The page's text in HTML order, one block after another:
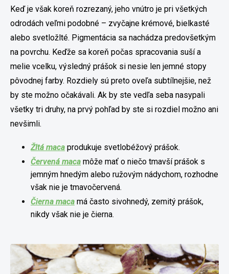
Keď je však koreň rozrezaný, jeho vnútro je pri všetkých
odrodách veľmi podobné – zvyčajne krémové, bielkasté
alebo svetložlté. Pigmentácia sa nachádza predovšetkým
na povrchu. Keďže sa koreň počas spracovania suší a
melie vcelku, výsledný prášok si nesie len jemné stopy
pôvodnej farby. Rozdiely sú preto oveľa subtílnejšie, než
by ste možno očakávali. Ak by ste vedľa seba nasypali
všetky tri druhy, na prvý pohľad by ste si rozdiel možno ani
nevšimli.
Žltá maca produkuje svetlobéžový prášok.
Červená maca môže mať o niečo tmavší prášok s
jemným hnedým alebo ružovým nádychom, rozhodne
však nie je tmavočervená.
Čierna maca má často sivohnedý, zemitý prášok,
nikdy však nie je čierna.